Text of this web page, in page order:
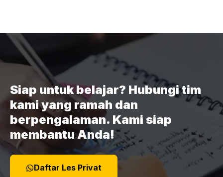
Siap untuk belajar? Hubungi tim
kami yang ramah dan
berpengalaman. Kami siap
membantu Anda!
Daftar Les Privat